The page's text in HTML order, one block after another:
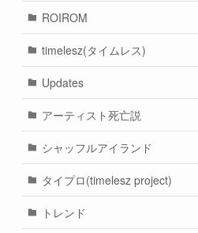
ROIROM
timelesz(タイムレス)
Updates
アーティスト死亡説
シャッフルアイランド
タイプロ(timelesz project)
トレンド